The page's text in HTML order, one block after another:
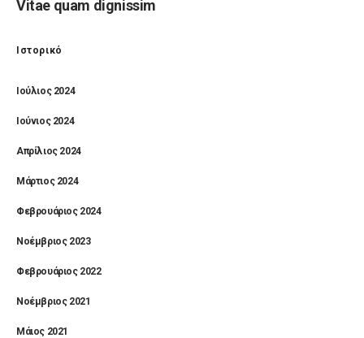
Vitae quam dignissim
Ιστορικό
Ιούλιος 2024
Ιούνιος 2024
Απρίλιος 2024
Μάρτιος 2024
Φεβρουάριος 2024
Νοέμβριος 2023
Φεβρουάριος 2022
Νοέμβριος 2021
Μάιος 2021